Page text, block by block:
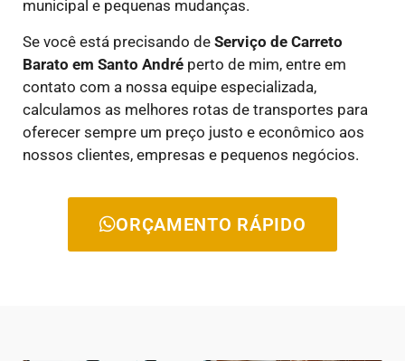
municipal e pequenas mudanças.
Se você está precisando de Serviço de Carreto
Barato em Santo André perto de mim, entre em
contato com a nossa equipe especializada,
calculamos as melhores rotas de transportes para
oferecer sempre um preço justo e econômico aos
nossos clientes, empresas e pequenos negócios.
ORÇAMENTO RÁPIDO